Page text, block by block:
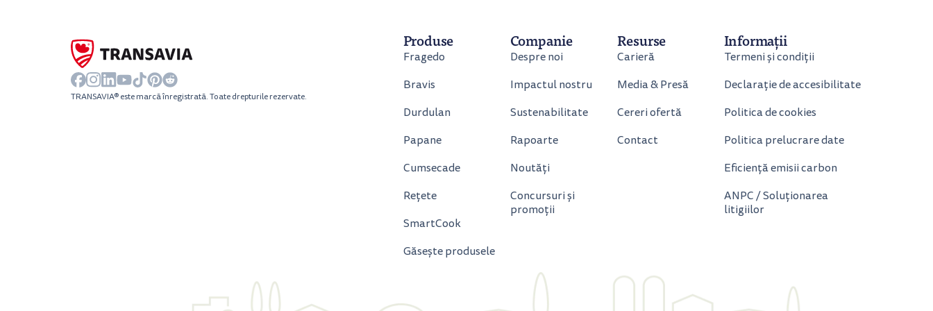
TRANSAVIA® este marcă înregistrată. Toate drepturile rezervate.
Produse
Fragedo
Bravis
Durdulan
Papane
Cumsecade
Rețete
SmartCook
Găsește produsele
Companie
Despre noi
Impactul nostru
Sustenabilitate
Rapoarte
Noutăți
Concursuri și
promoții
Resurse
Carieră
Media & Presă
Cereri ofertă
Contact
Informații
Termeni și condiții
Declarație de accesibilitate
Politica de cookies
Politica prelucrare date
Eficiență emisii carbon
ANPC / Soluționarea
litigiilor